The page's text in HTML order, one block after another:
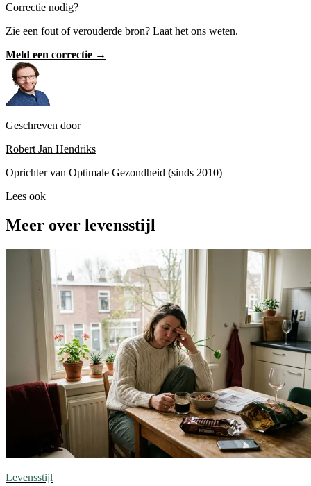
Correctie nodig?
Zie een fout of verouderde bron? Laat het ons weten.
Meld een correctie →
Geschreven door
Robert Jan Hendriks
Oprichter van Optimale Gezondheid (sinds 2010)
Lees ook
Meer over levensstijl
Levensstijl